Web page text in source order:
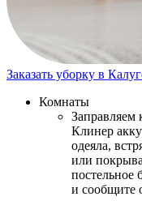
Заказать уборку в
Комнаты
Заправляем
Клинер
одеяла,
или
постельное
и сообщите